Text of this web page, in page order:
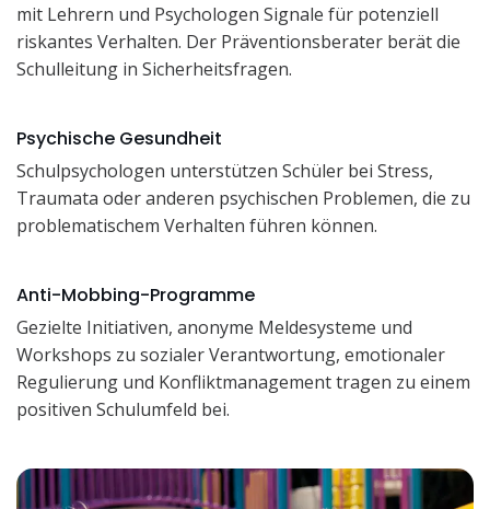
mit Lehrern und Psychologen Signale für potenziell
riskantes Verhalten. Der Präventionsberater berät die
Schulleitung in Sicherheitsfragen.
Psychische Gesundheit
Schulpsychologen unterstützen Schüler bei Stress,
Traumata oder anderen psychischen Problemen, die zu
problematischem Verhalten führen können.
Anti-Mobbing-Programme
Gezielte Initiativen, anonyme Meldesysteme und
Workshops zu sozialer Verantwortung, emotionaler
Regulierung und Konfliktmanagement tragen zu einem
positiven Schulumfeld bei.